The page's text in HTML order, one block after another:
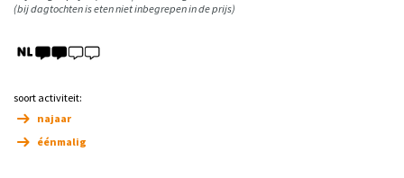
(bij dagtochten is eten niet inbegrepen in de prijs)
soort activiteit:
najaar
éénmalig